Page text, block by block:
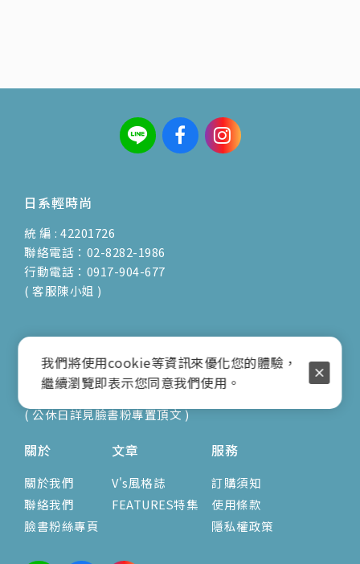
日系輕時尚
統 編 : 42201726
聯絡電話：02-8282-1986
行動電話：0917-904-677
( 客服陳小姐 )
地址：新北市蘆洲區光復路30巷16號1F
E-mail：vienna.twn@msa.hinet.net
營業時間：9:00am-17:00pm
( 公休日詳見臉書粉專置頂文 )
關於
關於我們
聯絡我們
臉書粉絲專頁
文章
V's風格誌
FEATURES特集
服務
訂購須知
使用條款
隱私權政策
我們將使用cookie等資訊來優化您的體驗，
繼續瀏覽即表示您同意我們使用。